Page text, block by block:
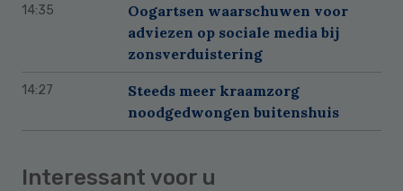
14:35
Oogartsen waarschuwen voor
adviezen op sociale media bij
zonsverduistering
14:27
Steeds meer kraamzorg
noodgedwongen buitenshuis
Interessant voor u